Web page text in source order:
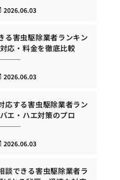
2026.06.03
る害虫駆除業者ランキン
応・料金を徹底比較
2026.06.03
応する害虫駆除業者ラン
エ・ハエ対策のプロ
2026.06.03
談できる害虫駆除業者ラ